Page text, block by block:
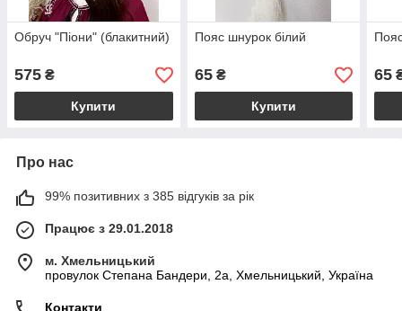
Обруч "Піони" (блакитний)
575 ₴
Купити
Пояс шнурок білий
65₴
Купити
65
Про нас
99% позитивних з 385 відгуків за рік
Працює з 29.01.2018
м. Хмельницький
провулок Степана Бандери, 2a, Хмельницький, Україна
Контакти